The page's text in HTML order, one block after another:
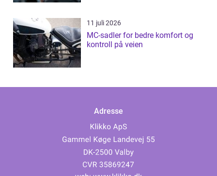
11 juli 2026
MC-sadler for bedre komfort og
kontroll på veien
Adresse